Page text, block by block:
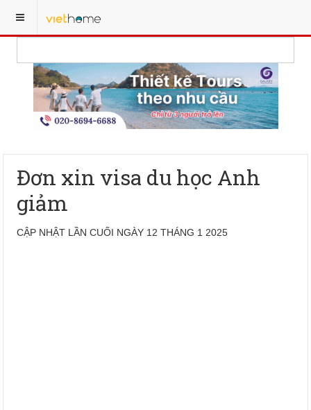
Đơn xin visa du học Anh
giảm
CẬP NHẬT LẦN CUỐI NGÀY 12 THÁNG 1 2025